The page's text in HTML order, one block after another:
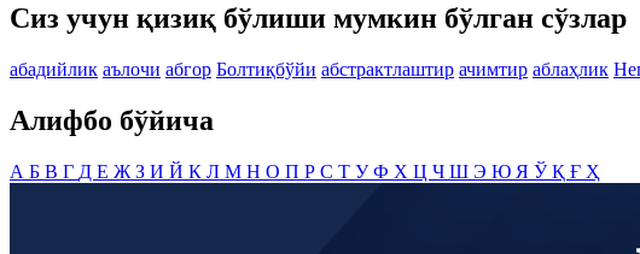
Сиз учун қизиқ бўлиши мумкин бўлган сўзлар
абадийлик аълочи абгор Болтиқбўйи абстрактлаштир ачимтир аблаҳлик
Алифбо бўйича
А Б В Г Д Е Ж З И Й К Л М Н О П Р С Т УФ Х Ц Ч Ш Э Ю Я ЎҚ Ғ Ҳ